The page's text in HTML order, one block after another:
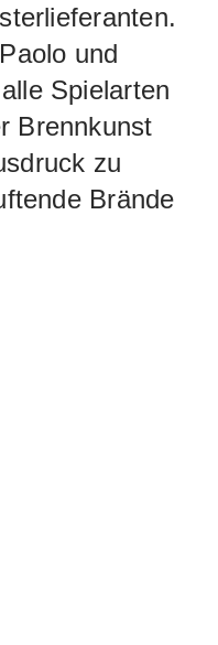
und
Spielarten
Brennkunst
zu
Brände